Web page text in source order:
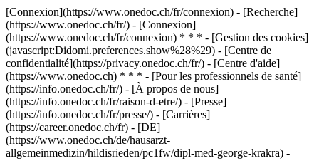
[Connexion](https://www.onedoc.ch/fr/connexion) - [Recherche]
(https://www.onedoc.ch/fr/) - [Connexion]
(https://www.onedoc.ch/fr/connexion) * * * - [Gestion des cookies]
(javascript:Didomi.preferences.show%28%29) - [Centre de
confidentialité](https://privacy.onedoc.ch/fr/) - [Centre d'aide]
(https://www.onedoc.ch) * * * - [Pour les professionnels de santé]
(https://info.onedoc.ch/fr/) - [À propos de nous]
(https://info.onedoc.ch/fr/raison-d-etre/) - [Presse]
(https://info.onedoc.ch/fr/presse/) - [Carrières]
(https://career.onedoc.ch/fr) - [DE]
(https://www.onedoc.ch/de/hausarzt-
allgemeinmedizin/hildisrieden/pc1fw/dipl-med-george-krakra) -